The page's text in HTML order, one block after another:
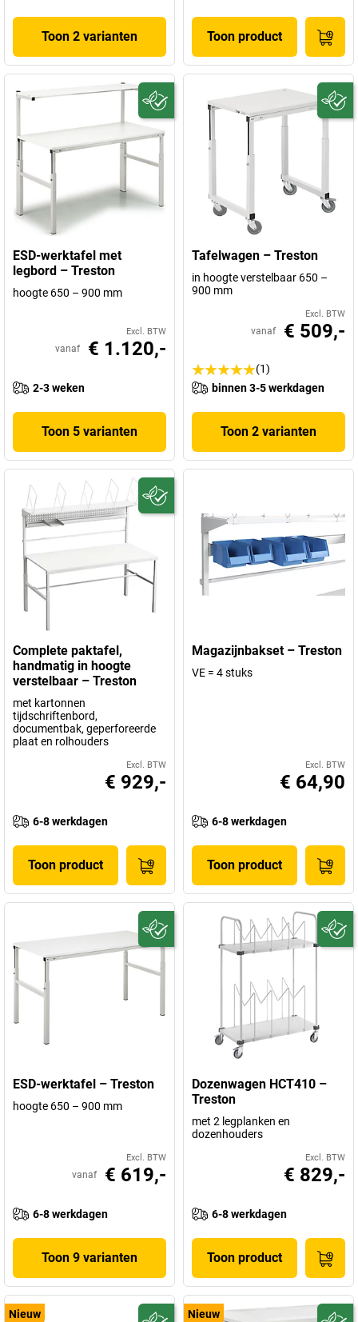
Toon 2 varianten Toon product
ESD-werktafel met
legbord – Treston
hoogte 650 – 900 mm
Excl. BTW
vanaf € 1.120,-
2-3 weken
Toon 5 varianten
Tafelwagen – Treston
in hoogte verstelbaar 650 –
900 mm
Excl. BTW
vanaf € 509,-
(1)
binnen 3-5 werkdagen
Toon 2 varianten
Complete paktafel,
handmatig in hoogte
verstelbaar – Treston
met kartonnen
tijdschriftenbord,
documentbak, geperforeerde
plaat en rolhouders
Excl. BTW
€ 929,-
6-8 werkdagen
Toon product
Magazijnbakset – Treston
VE = 4 stuks
Excl. BTW
€ 64,90
6-8 werkdagen
Toon product
ESD-werktafel – Treston
hoogte 650 – 900 mm
Excl. BTW
vanaf € 619,-
6-8 werkdagen
Toon 9 varianten
Dozenwagen HCT410 –
Treston
met 2 legplanken en
dozenhouders
Excl. BTW
€ 829,-
6-8 werkdagen
Toon product
Nieuw Nieuw